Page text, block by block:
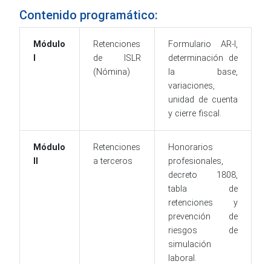
Contenido programático:
Módulo
Retenciones
de ISLR
(Nómina)
Formulario AR-I,
determinación de
la base,
variaciones,
unidad de cuenta
y cierre fiscal.
Módulo
Retenciones
a terceros
Honorarios
profesionales,
decreto 1808,
tabla de
retenciones y
prevención de
riesgos de
simulación
laboral.